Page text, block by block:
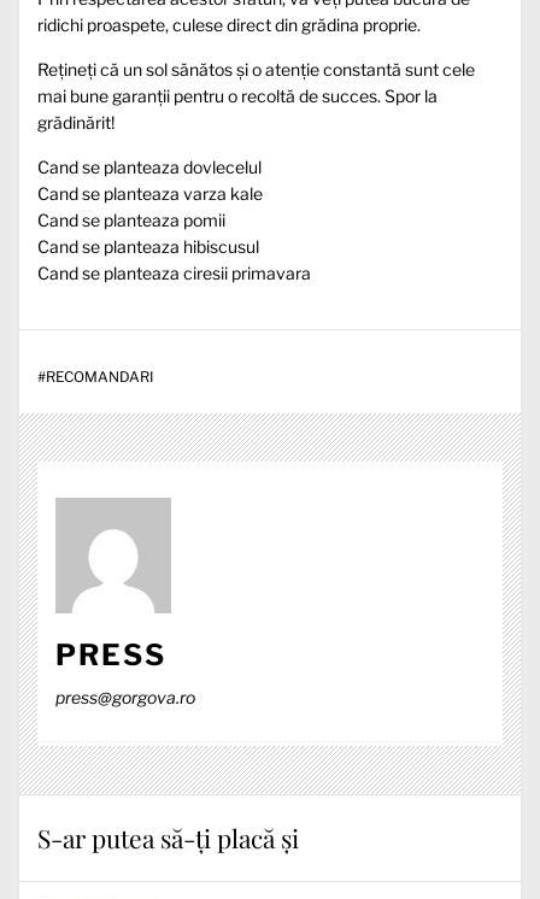
ridichi proaspete, culese direct din grădina proprie.
Rețineți că un sol sănătos și o atenție constantă sunt cele
mai bune garanții pentru o recoltă de succes. Spor la
grădinărit!
Cand se planteaza dovlecelul
Cand se planteaza varza kale
Cand se planteaza pomii
Cand se planteaza hibiscusul
Cand se planteaza ciresii primavara
#RECOMANDARI
PRESS
press@gorgova.ro
S-ar putea să-ți placă și